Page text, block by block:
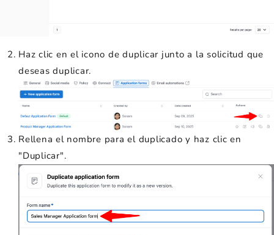
Haz clic en el icono de duplicar junto a la solicitud que
deseas duplicar.
Rellena el nombre para el duplicado y haz clic en
"Duplicar".